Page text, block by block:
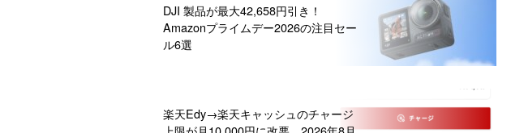
DJI 製品が最大42,658円引き！
Amazonプライムデー2026の注目セー
ル6選
楽天Edy→楽天キャッシュのチャージ